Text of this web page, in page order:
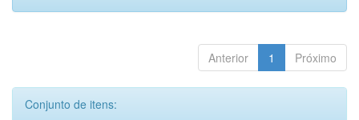
Anterior 1 Próximo
Conjunto de itens: